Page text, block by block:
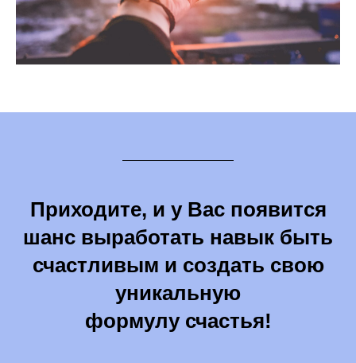
Приходите, и у Вас появится
шанс выработать навык быть
счастливым и создать свою
уникальную
формулу счастья!